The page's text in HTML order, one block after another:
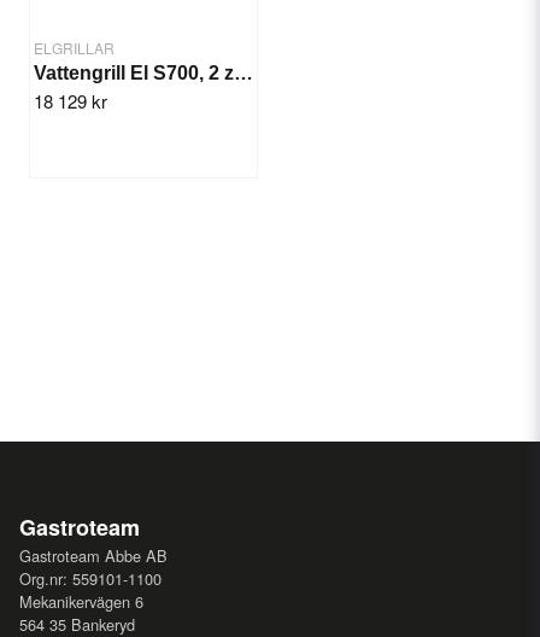
ELGRILLAR
Vattengrill El S700, 2 zon, 11,1 kW
18 129 kr
Gastroteam
Gastroteam Abbe AB
Org.nr: 559101-1100
Mekanikervägen 6
564 35 Bankeryd